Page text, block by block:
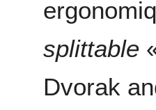
splittable
Dvorak